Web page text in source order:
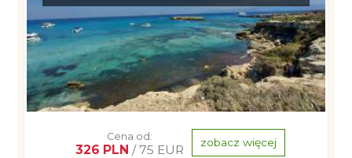
Cena od:
326 PLN / 75 EUR zobacz więcej